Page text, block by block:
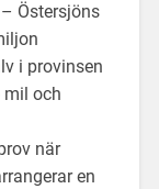
Östersjöns
i provinsen
mil och
när
en